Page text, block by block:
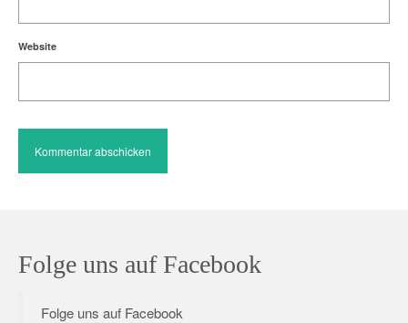
Website
Folge uns auf Facebook
Folge uns auf Facebook